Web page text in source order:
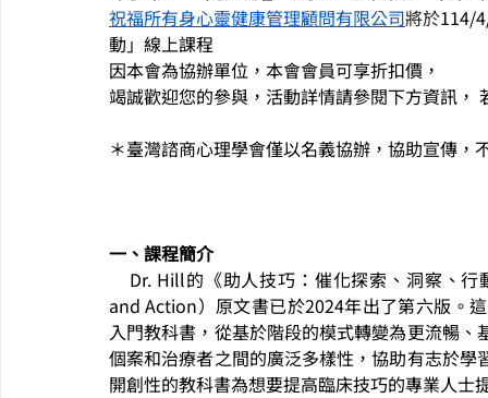
祝福所有身心靈健康管理顧問有限公司將於114/
動」線上課程
因本會為協辦單位，本會會員可享折扣價，
竭誠歡迎您的參與，活動詳情請參閱下方資訊，
＊臺灣諮商心理學會僅以名義協辦，協助宣傳，
一、課程簡介
and Action）原文書已於2024年出了第六版。
入門教科書，從基於階段的模式轉變為更流暢
個案和治療者之間的廣泛多樣性，協助有志於
開創性的教科書為想要提高臨床技巧的專業人士